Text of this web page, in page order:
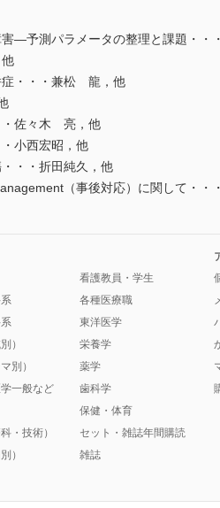
―予測パラメータの整理と課題・・
症・・・兼松 龍，他
・佐々木 亮，他
小西宏昭，他
・・折田純久，他
（事後対応）に関して・・
）
別）
一般など
・技術）
）
看護教員・学生
各種医療職
東洋医学
栄養学
薬学
歯科学
保健・体育
セット・雑誌年間購読
雑誌